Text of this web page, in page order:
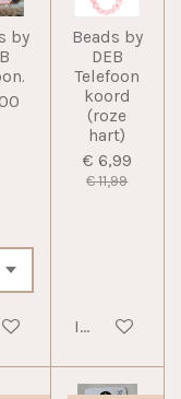
by
Beads by
DEB
Telefoon
koord
(roze
hart)
€ 6,99
€ 11,99
In